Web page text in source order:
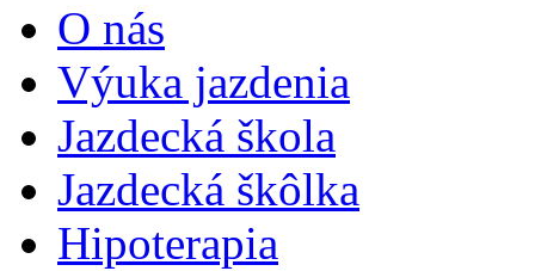
O nás
Výuka jazdenia
Jazdecká škola
Jazdecká škôlka
Hipoterapia